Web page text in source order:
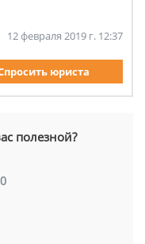
12 февраля 2019 г. 12:37
юриста
полезной?
0